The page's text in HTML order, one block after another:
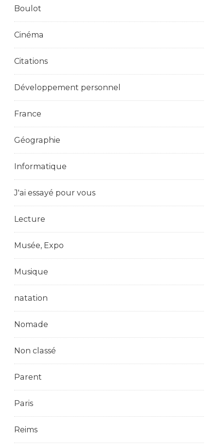
Boulot
Cinéma
Citations
Développement personnel
France
Géographie
Informatique
J'ai essayé pour vous
Lecture
Musée, Expo
Musique
natation
Nomade
Non classé
Parent
Paris
Reims